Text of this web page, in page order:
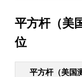
平方杆（美
位
平方杆（美国